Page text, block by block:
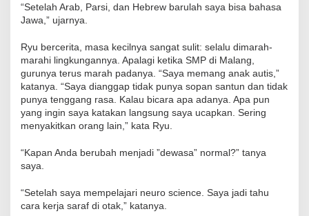
“Setelah Arab, Parsi, dan Hebrew barulah saya bisa bahasa
Jawa,” ujarnya.
Ryu bercerita, masa kecilnya sangat sulit: selalu dimarah-
marahi lingkungannya. Apalagi ketika SMP di Malang,
gurunya terus marah padanya. “Saya memang anak autis,”
katanya. “Saya dianggap tidak punya sopan santun dan tidak
punya tenggang rasa. Kalau bicara apa adanya. Apa pun
yang ingin saya katakan langsung saya ucapkan. Sering
menyakitkan orang lain,” kata Ryu.
“Kapan Anda berubah menjadi ”dewasa” normal?” tanya
saya.
“Setelah saya mempelajari neuro science. Saya jadi tahu
cara kerja saraf di otak,” katanya.